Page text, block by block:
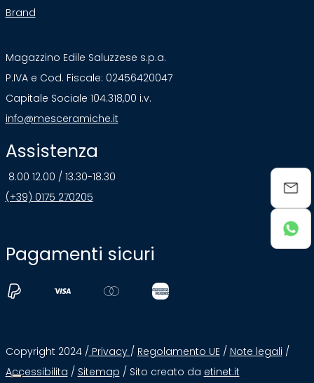
Brand
Magazzino Edile Saluzzese s.p.a.
P.IVA e Cod. Fiscale: 02456420047
Capitale Sociale 104.318,00 i.v.
info@mesceramiche.it
Assistenza
8.00 12.00 / 13.30-18.30
(+39) 0175 270205
Pagamenti sicuri
Copyright 2024 /Privacy / Regolamento UE/ Note legali /
Accessibilita / Sitemap / Sito creato da etinet.it